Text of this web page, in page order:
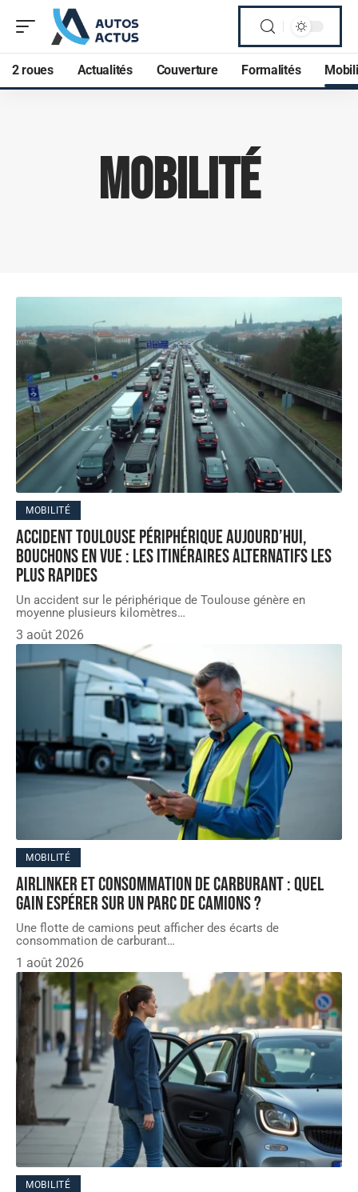
2 roues Actualités Couverture Formalités
Mobilité
MOBILITÉ
Accident Toulouse périphérique aujourd’hui,
bouchons en vue : les itinéraires alternatifs les
plus rapides
Un accident sur le périphérique de Toulouse génère en
moyenne plusieurs kilomètres…
3 août 2026
MOBILITÉ
Airlinker et consommation de carburant : quel
gain espérer sur un parc de camions ?
Une flotte de camions peut afficher des écarts de
consommation de carburant…
1 août 2026
MOBILITÉ